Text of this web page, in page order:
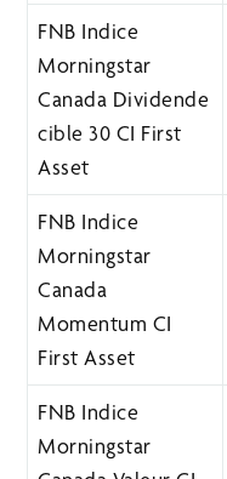
FNB Indice
Morningstar
Canada Dividende
cible 30 CI First
Asset
FNB Indice
Morningstar
Canada
Momentum CI
First Asset
FNB Indice
Morningstar